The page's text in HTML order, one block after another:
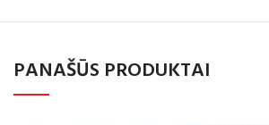
PANAŠŪS PRODUKTAI